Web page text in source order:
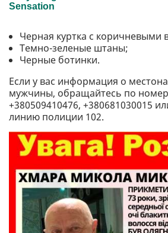
Черная куртка с коричневыми
Темно-зеленые штаны;
Черные ботинки.
Если у вас информация о
мужчины, обращайтесь по
+380509410476, +380681030015
линию полиции 102.